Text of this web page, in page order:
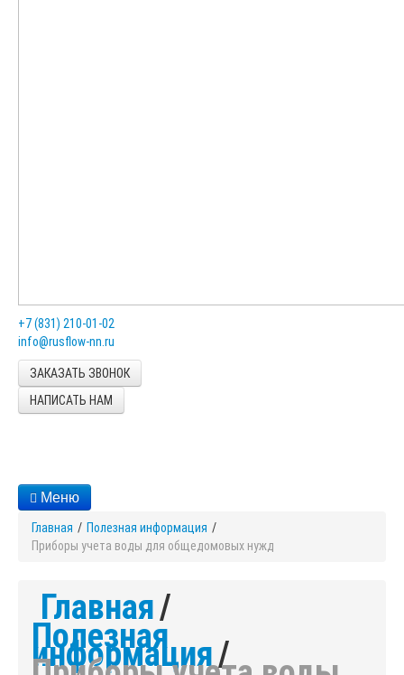
+7 (831) 210-01-02
ЗАКАЗАТЬ ЗВОНОК
НАПИСАТЬ НАМ
Меню
Главная / Полезная информация /
Приборы учета воды для общедомовых нужд
Главная/
Полезная
информация/